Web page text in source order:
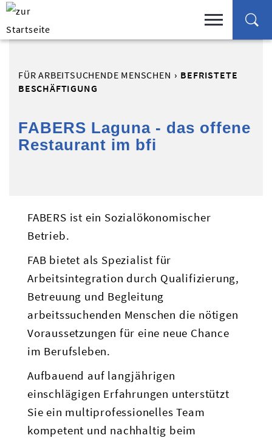
FÜR ARBEITSUCHENDE MENSCHEN
BEFRISTETE
BESCHÄFTIGUNG
FABERS Laguna - das offene
Restaurant im bfi
FABERS ist ein Sozialökonomischer
Betrieb.
FAB bietet als Spezialist für
Arbeitsintegration durch Qualifizierung,
Betreuung und Begleitung
arbeitssuchenden Menschen die nötigen
Voraussetzungen für eine neue Chance
im Berufsleben.
Aufbauend auf langjährigen
einschlägigen Erfahrungen unterstützt
Sie ein multiprofessionelles Team
kompetent und nachhaltig beim